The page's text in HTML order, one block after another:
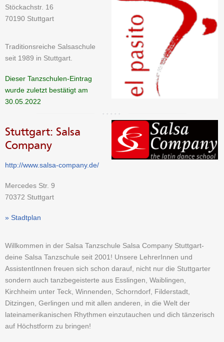
Stöckachstr. 16
70190 Stuttgart
Traditionsreiche Salsaschule
seit 1989 in Stuttgart.
Dieser Tanzschulen-Eintrag
wurde zuletzt bestätigt am
30.05.2022
Stuttgart: Salsa
Company
http://www.salsa-company.de/
Mercedes Str. 9
70372 Stuttgart
» Stadtplan
Willkommen in der Salsa Tanzschule Salsa Company Stuttgart-
deine Salsa Tanzschule seit 2001! Unsere LehrerInnen und
AssistentInnen freuen sich schon darauf, nicht nur die Stuttgarter
sondern auch tanzbegeisterte aus Esslingen, Waiblingen,
Kirchheim unter Teck, Winnenden, Schorndorf, Filderstadt,
Ditzingen, Gerlingen und mit allen anderen, in die Welt der
lateinamerikanischen Rhythmen einzutauchen und dich tänzerisch
auf Höchstform zu bringen!